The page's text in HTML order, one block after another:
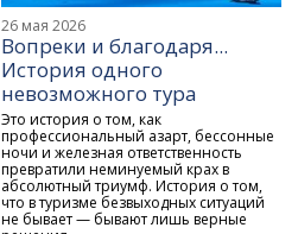
26 мая 2026
Вопреки и благодаря...
История одного
невозможного тура
Это история о том, как
профессиональный азарт, бессонные
ночи и железная ответственность
превратили неминуемый крах в
абсолютный триумф. История о том,
что в туризме безвыходных ситуаций
не бывает — бывают лишь верные